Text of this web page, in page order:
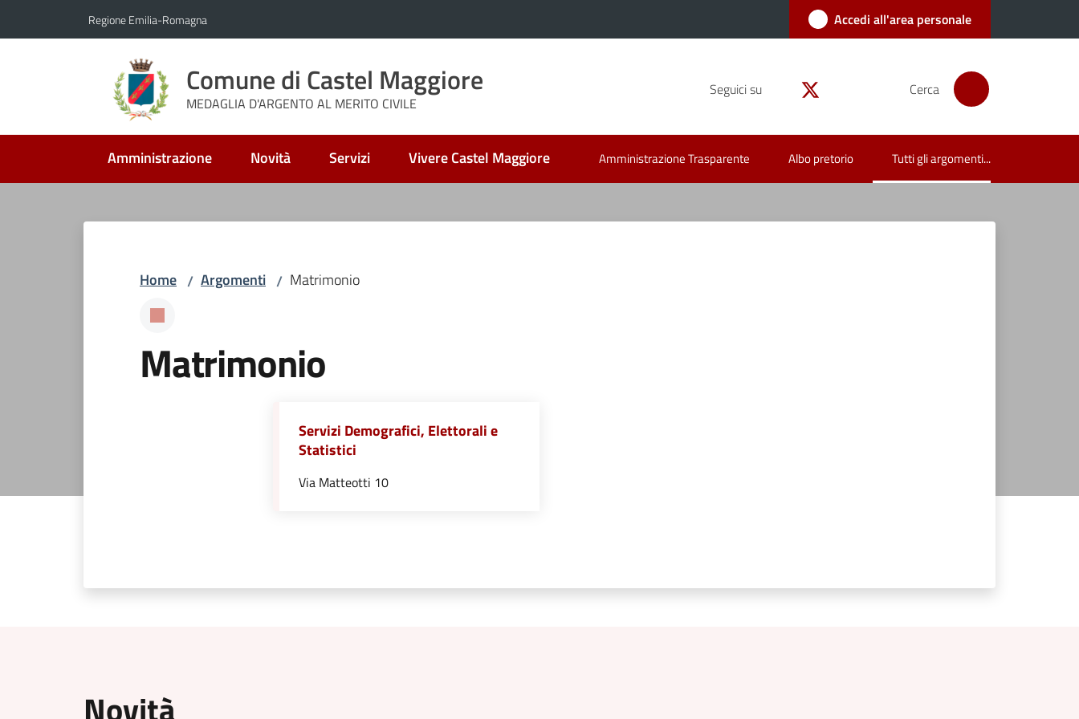
Regione Emilia-Romagna Accedi all'area personale
Comune di Castel Maggiore
MEDAGLIA D'ARGENTO AL MERITO CIVILE
Seguici su Cerca
Amministrazione Novità Servizi Vivere Castel Maggiore Amministrazione Trasparente Albo pretorio Tutti gli argomenti...
Menu selezionato
Home / Argomenti / Matrimonio
Matrimonio
Servizi Demografici, Elettorali e
Statistici
Via Matteotti 10